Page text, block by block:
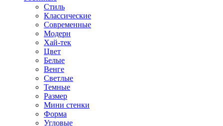
Стиль
Классические
Современные
Модерн
Хай-тек
Цвет
Белые
Венге
Светлые
Темные
Размер
Мини стенки
Форма
Угловые